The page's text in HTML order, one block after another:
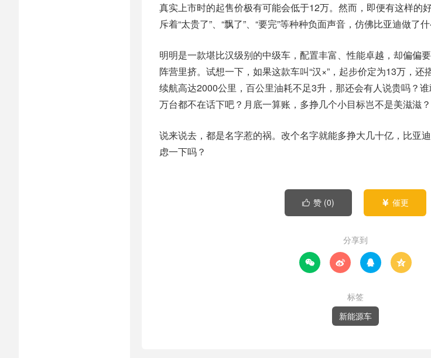
真实上市时的起售价极有可能会低于12万。然而，即便有这样的
斥着“太贵了”、“飘了”、“要完”等种种负面声音，仿佛比亚迪做了
明明是一款堪比汉级别的中级车，配置丰富、性能卓越，却偏偏
阵营里挤。试想一下，如果这款车叫“汉×”，起步价定为13万，还
续航高达2000公里，百公里油耗不足3升，那还会有人说贵吗？
万台都不在话下吧？月底一算账，多挣几个小目标岂不是美滋滋？
说来说去，都是名字惹的祸。改个名字就能多挣大几十亿，比亚
虑一下吗？
 赞 (0)  催更
分享到
   
标签
新能源车